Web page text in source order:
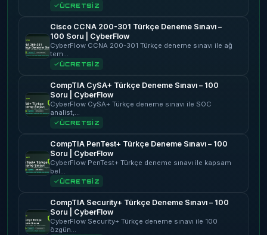
ÜCRETSİZ
Cisco CCNA 200-301 Türkçe Deneme Sınavı –
100 Soru | CyberFlow
CyberFlow CCNA 200-301 Türkçe deneme sınavı ile ağ
tem…
ÜCRETSİZ
CompTIA CySA+ Türkçe Deneme Sınavı – 100
Soru | CyberFlow
CyberFlow CySA+ Türkçe deneme sınavı ile SOC
analist,…
ÜCRETSİZ
CompTIA PenTest+ Türkçe Deneme Sınavı – 100
Soru | CyberFlow
CyberFlow PenTest+ Türkçe deneme sınavı ile kapsam
bel…
ÜCRETSİZ
CompTIA Security+ Türkçe Deneme Sınavı – 100
Soru | CyberFlow
CyberFlow Security+ Türkçe deneme sınavı ile 100
özgün…